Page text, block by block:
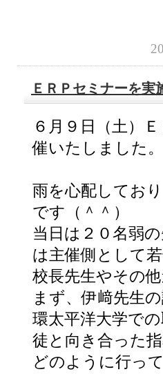
ＥＲＰセミナーを実
６月９日（土）
催いたしました。
雨を心配してお
です（＾＾）
当日は２０名弱
は主催側として
校長先生やその
まず、伊﨑先生の
環太平洋大学で
徒と向き合った
どのように行っ